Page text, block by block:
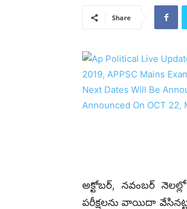
Share
అక్టోబర్, నవంబర్‌
పరీక్షలను వాయిదా